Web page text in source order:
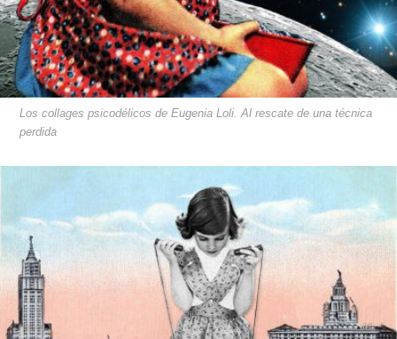
Los collages psicodélicos de Eugenia Loli. Al rescate de una técnica
perdida